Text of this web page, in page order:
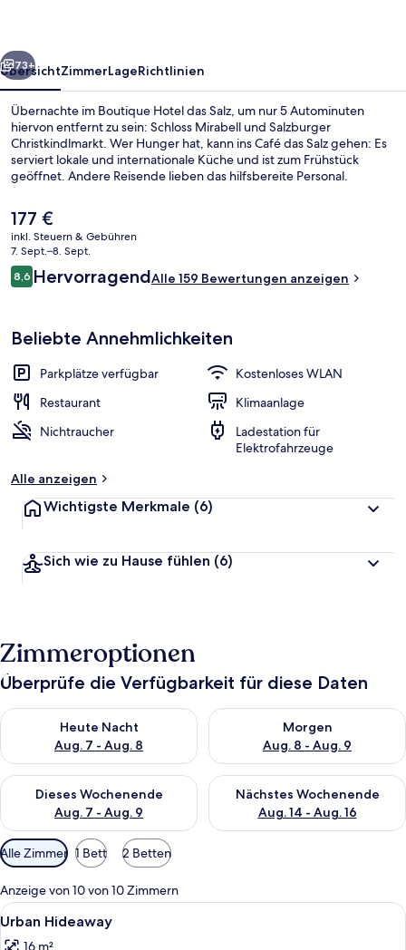
Weiter
73+
ÜbersichtZimmerLageRichtlinien
Übernachte im Boutique Hotel das Salz, um nur 5 Autominuten
hiervon entfernt zu sein: Schloss Mirabell und Salzburger
Christkindlmarkt. Wer Hunger hat, kann ins Café das Salz gehen: Es
serviert lokale und internationale Küche und ist zum Frühstück
geöffnet. Andere Reisende lieben das hilfsbereite Personal.
Der
aktuelle
Preis
beträgt
177 €.
177 €
inkl. Steuern & Gebühren
7. Sept.–8. Sept.
Bewertungen
8,68,6 von 10.
HervorragendAlle 159 Bewertungen anzeigen
Beliebte Annehmlichkeiten
Parkplätze verfügbar
Kostenloses WLAN
Restaurant
Klimaanlage
Nichtraucher
Ladestation für
Elektrofahrzeuge
Alle anzeigen
Wichtigste Merkmale (6)
Sich wie zu Hause fühlen (6)
Zimmeroptionen
Überprüfe die Verfügbarkeit für diese Daten
Heute Nacht
Aug. 7 - Aug. 8
Überprüfe die Verfügbarkeit für heute Nacht, Aug. 7 - Aug. 8.
Morgen
Aug. 8 - Aug. 9
Überprüfe die Verfügbarkeit
Dieses Wochenende
Aug. 7 - Aug. 9
Überprüfe die Verfügbarkeit für dieses Wochenende, Aug. 7
Nächstes Wochenende
Aug. 14 - Aug. 16
Überprüfe die Verfügbarkeit
Verfügbare
Filter
für
Zimmer
Alle Zimmer 1 Bett 2 Betten
Anzeige von 10 von 10 Zimmern
Alle
Fotos
Ein modernes Schlafzimmer mit
13
Urban Hideaway
16 m²